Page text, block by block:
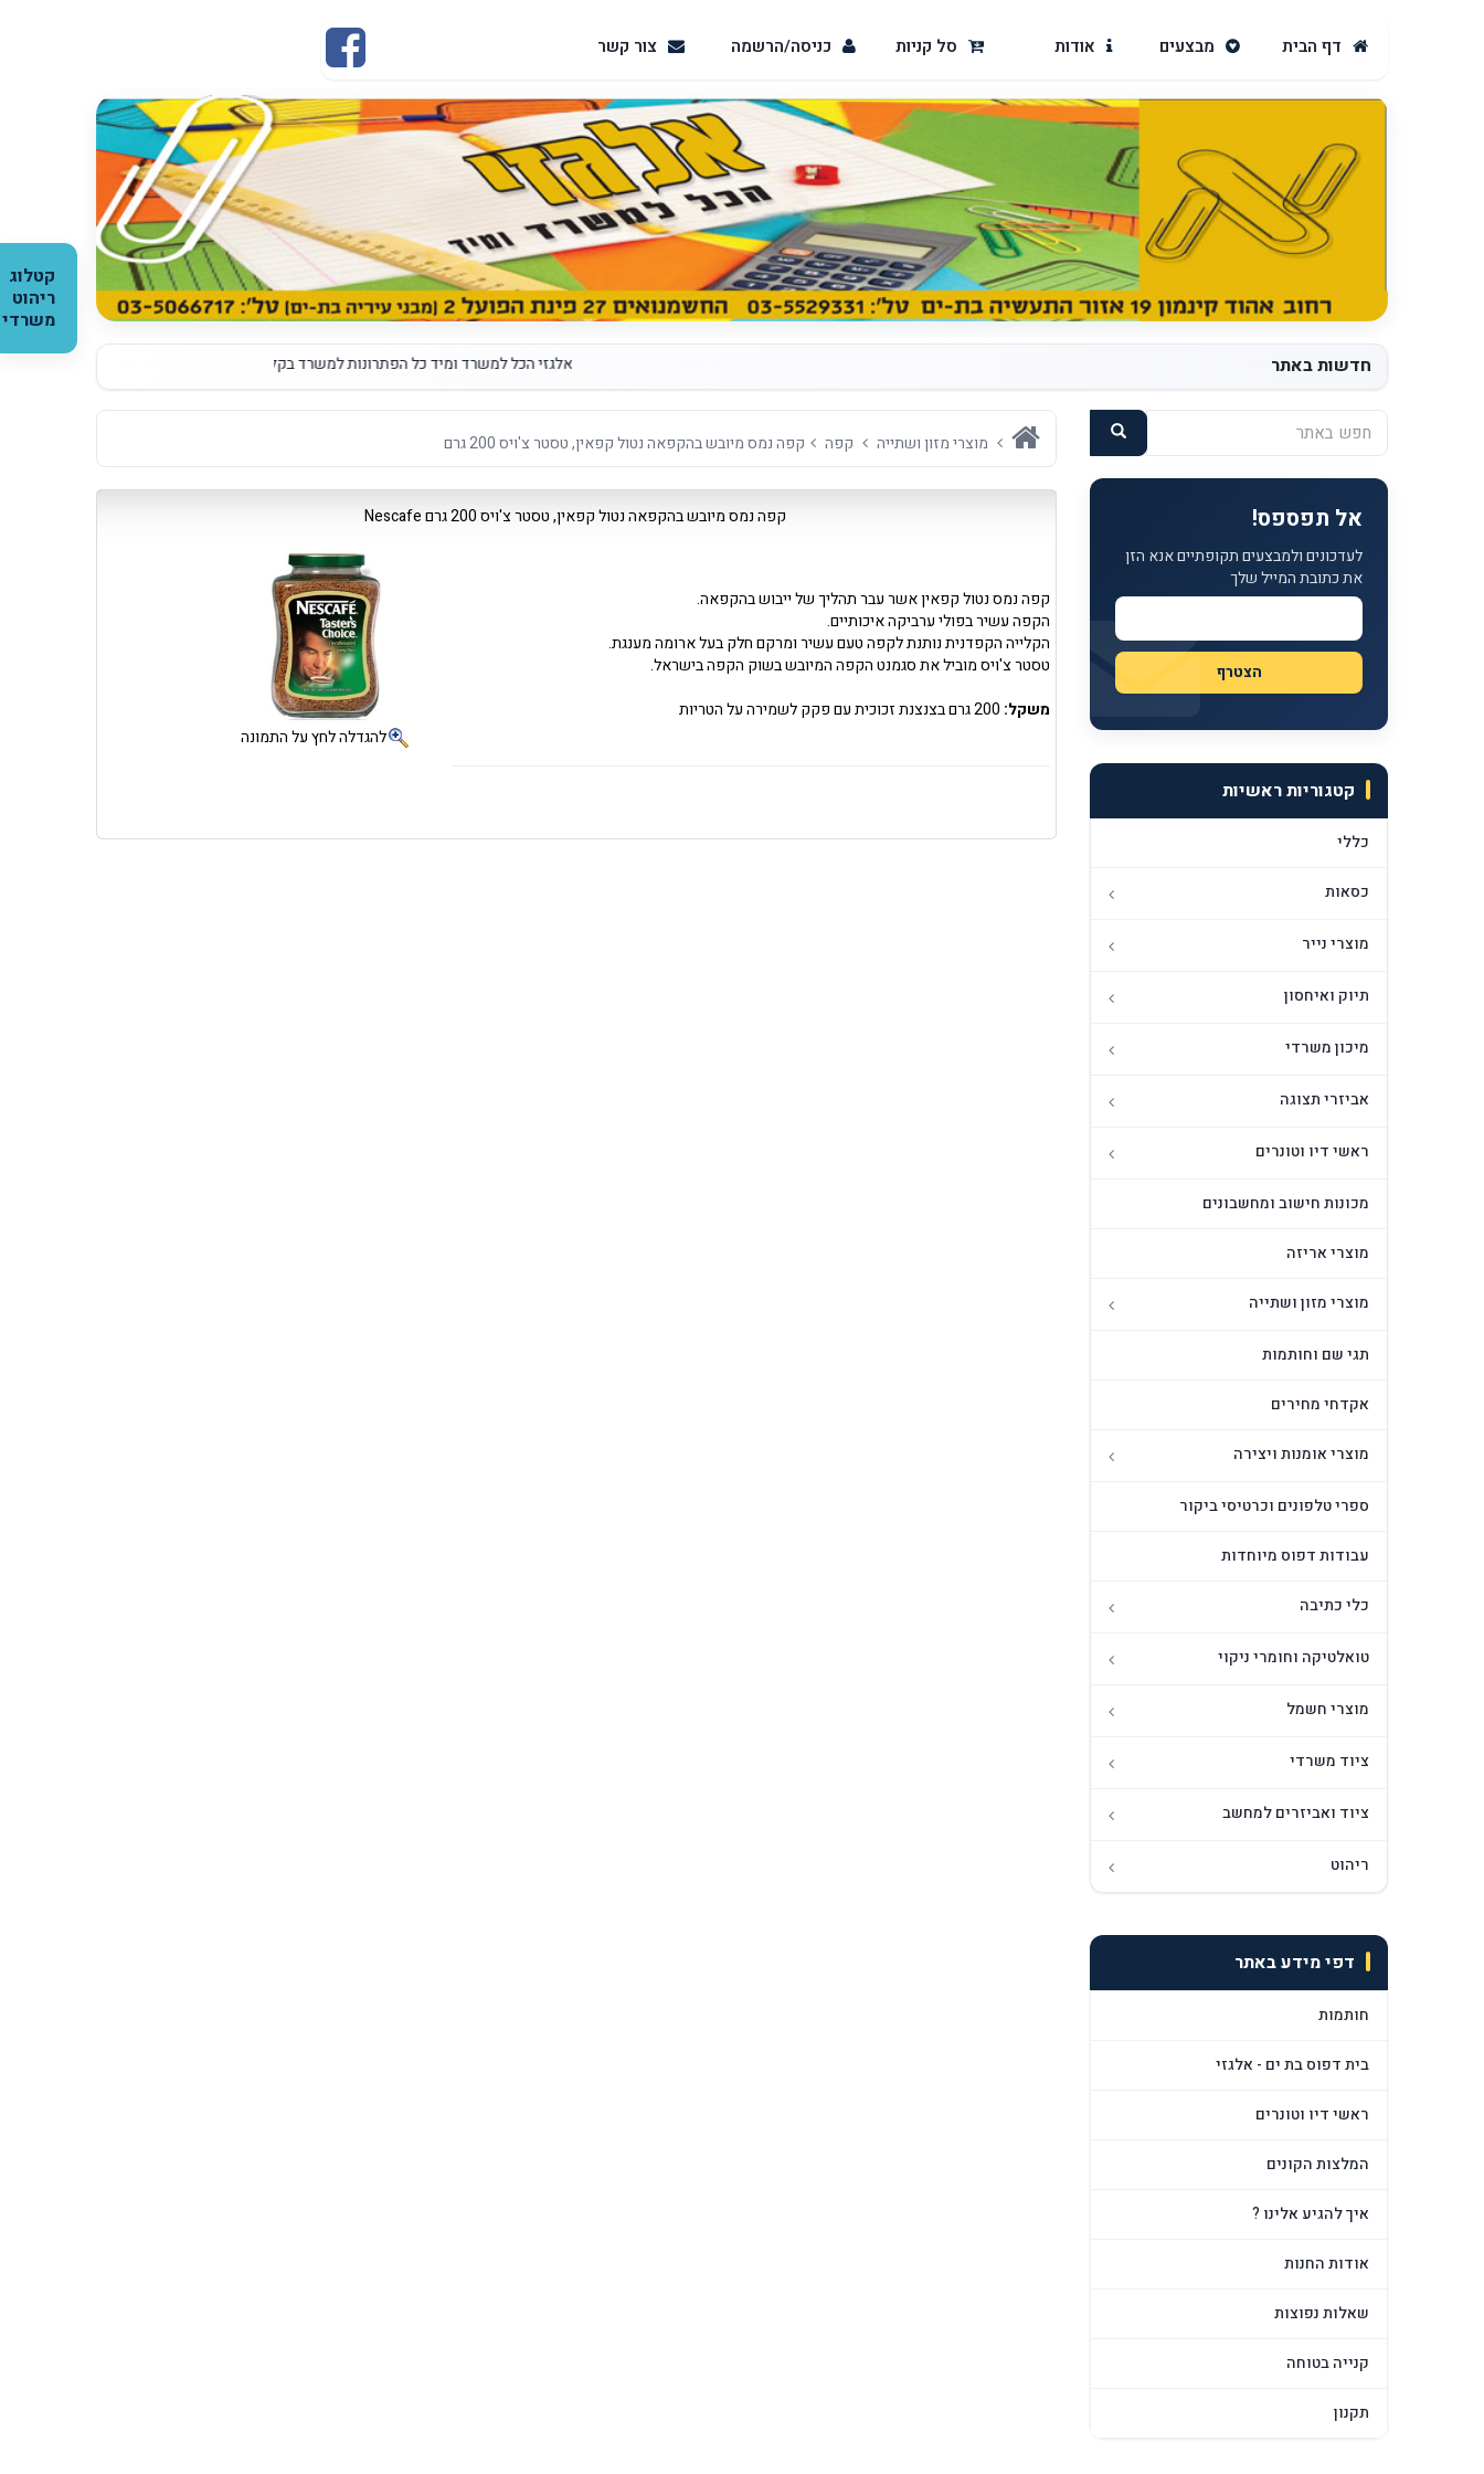
קטלוג
ריהוט
משרדי
דף הבית מבצעים אודות סל קניות כניסה/הרשמה צור קשר
חדשות באתר אלגזי הכל למשרד ומיד כל הפתרונות למשרד בקליק אחד כנסו לאתר והזמינו
אל תפספס!
לעדכונים ולמבצעים תקופתיים אנא הזן
את כתובת המייל שלך
קטגוריות ראשיות
כללי
כסאות
מוצרי נייר
תיוק ואיחסון
מיכון משרדי
אביזרי תצוגה
ראשי דיו וטונרים
מכונות חישוב ומחשבונים
מוצרי אריזה
מוצרי מזון ושתייה
תגי שם וחותמות
אקדחי מחירים
מוצרי אומנות ויצירה
ספרי טלפונים וכרטיסי ביקור
עבודות דפוס מיוחדות
כלי כתיבה
טואלטיקה וחומרי ניקוי
מוצרי חשמל
ציוד משרדי
ציוד ואביזרים למחשב
ריהוט
דפי מידע באתר
חותמות
בית דפוס בת ים - אלגזי
ראשי דיו וטונרים
המלצות הקונים
איך להגיע אלינו ?
אודות החנות
שאלות נפוצות
קנייה בטוחה
תקנון
מוצרי מזון ושתייה קפה קפה נמס מיובש בהקפאה נטול קפאין, טסטר צ'ויס 200 גרם
קפה נמס מיובש בהקפאה נטול קפאין, טסטר צ'ויס 200 גרם Nescafe
קפה נמס נטול קפאין אשר עבר תהליך של ייבוש בהקפאה.
הקפה עשיר בפולי ערביקה איכותיים.
הקלייה הקפדנית נותנת לקפה טעם עשיר ומרקם חלק בעל ארומה מענגת.
טסטר צ'ויס מוביל את סגמנט הקפה המיובש בשוק הקפה בישראל.
משקל:
להגדלה לחץ על התמונה